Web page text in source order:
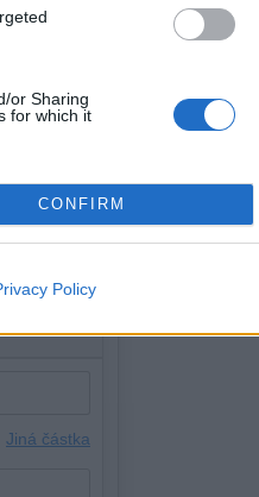
or Sharing
for which it
CONFIRM
Policy
zcela
podle
nebo